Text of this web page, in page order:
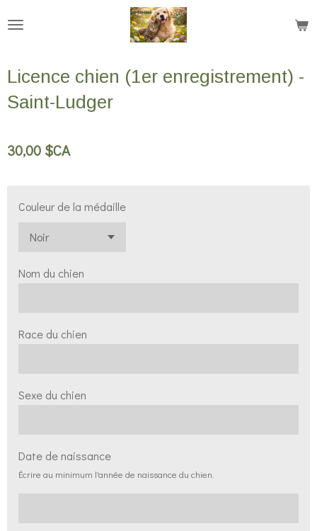
principal
Licence chien (1er enregistrement) -
Saint-Ludger
30,00 $CA
Couleur de la médaille
Nom du chien
Race du chien
Sexe du chien
Date de naissance
Écrire au minimum l'année de naissance du chien.